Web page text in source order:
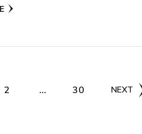
PAGE
2 … PAGE
30 NEXT